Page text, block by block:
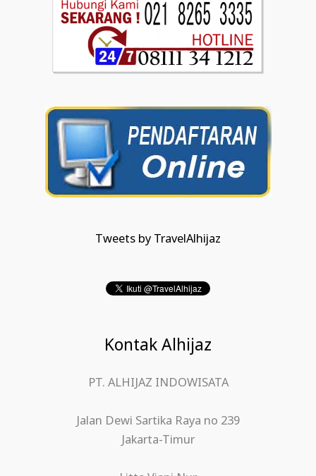
Tweets by TravelAlhijaz
Kontak Alhijaz
PT. ALHIJAZ INDOWISATA
Jalan Dewi Sartika Raya no 239
Jakarta-Timur